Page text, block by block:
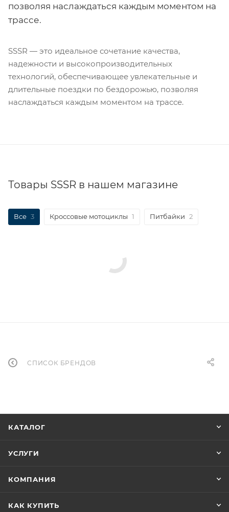
позволяя наслаждаться каждым моментом на
трассе.
SSSR — это идеальное сочетание качества,
надежности и высокопроизводительных
технологий, обеспечивающее увлекательные и
длительные поездки по бездорожью, позволяя
наслаждаться каждым моментом на трассе.
Товары SSSR в нашем магазине
Все 3 Кроссовые мотоциклы 1 Питбайки 2
СПИСОК БРЕНДОВ
КАТАЛОГ
УСЛУГИ
КОМПАНИЯ
КАК КУПИТЬ